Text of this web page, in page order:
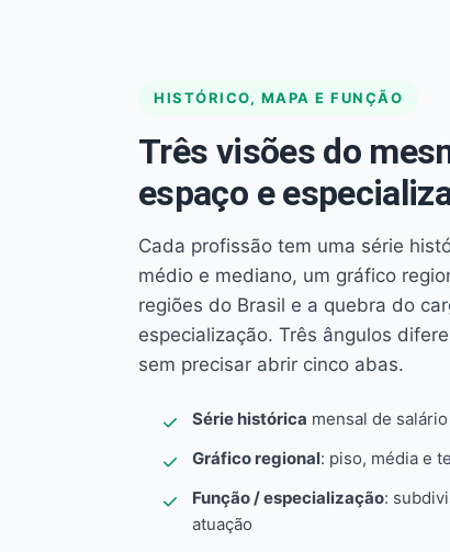
HISTÓRICO, MAPA E FUNÇÃO
Três visões do
espaço e
Cada profissão tem uma série
médio e mediano, um gráfico
regiões do Brasil e a quebra do
especialização. Três ângulos
sem precisar abrir cinco abas.
Série histórica mensal de
Gráfico regional: piso, média e
Função / especialização:
atuação